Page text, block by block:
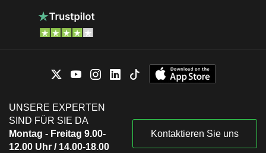
UNSERE EXPERTEN
SIND FÜR SIE DA
Montag - Freitag 9.00-
12.00 Uhr / 14.00-18.00
Kontaktieren Sie uns